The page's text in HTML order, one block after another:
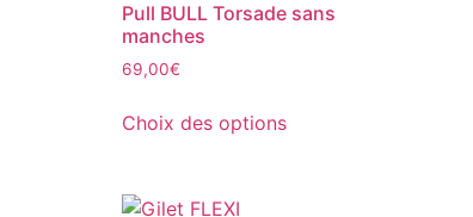
Pull BULL Torsade sans
manches
69,00€
Choix des options